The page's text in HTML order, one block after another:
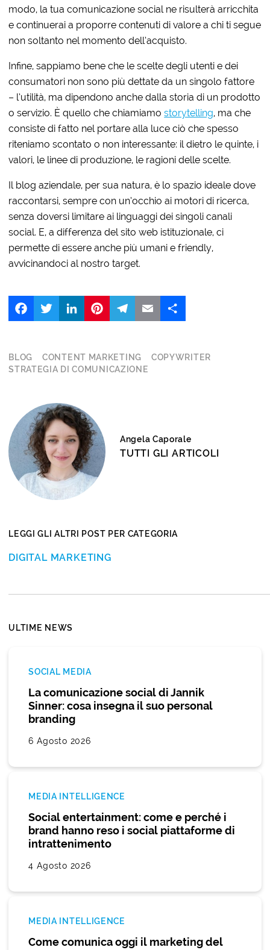
modo, la tua comunicazione social ne risulterà arricchita
e continuerai a proporre contenuti di valore a chi ti segue
non soltanto nel momento dell’acquisto.
Infine, sappiamo bene che le scelte degli utenti e dei
consumatori non sono più dettate da un singolo fattore
– l’utilità, ma dipendono anche dalla storia di un prodotto
o servizio. È quello che chiamiamostorytelling, ma che
consiste di fatto nel portare alla luce ciò che spesso
riteniamo scontato o non interessante: il dietro le quinte, i
valori, le linee di produzione, le ragioni delle scelte.
Il blog aziendale, per sua natura, è lo spazio ideale dove
raccontarsi, sempre con un’occhio ai motori di ricerca,
senza doversi limitare ai linguaggi dei singoli canali
social. E, a differenza del sito web istituzionale, ci
permette di essere anche più umani e friendly,
avvicinandoci al nostro target.
LinkedIn
BLOG CONTENT MARKETING
COPYWRITER
STRATEGIA DI COMUNICAZIONE
Angela Caporale
TUTTI GLI ARTICOLI
LEGGI GLI ALTRI POST PER CATEGORIA
DIGITAL MARKETING
ULTIME NEWS
SOCIAL MEDIA
La comunicazione social di Jannik
Sinner: cosa insegna il suo personal
branding
6 Agosto 2026
MEDIA INTELLIGENCE
Social entertainment: come e perché i
brand hanno reso i social piattaforme di
intrattenimento
4 Agosto 2026
MEDIA INTELLIGENCE
Come comunica oggi il marketing del